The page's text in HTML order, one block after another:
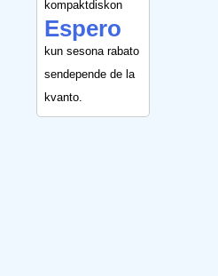
kompaktdiskon
Espero
kun sesona rabato
sendepende de la
kvanto.